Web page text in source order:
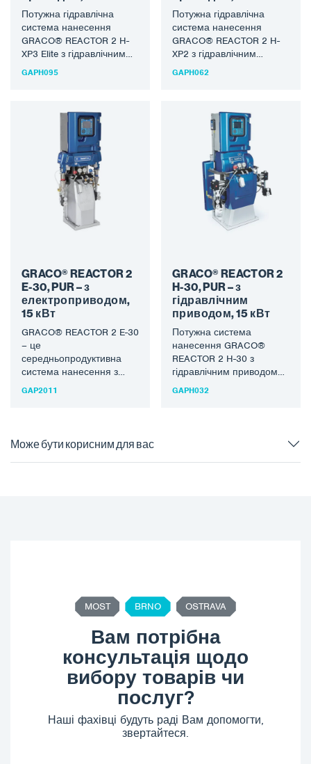
Потужна гідравлічна
система нанесення
GRACO® REACTOR 2 H-
XP3 Elite з гідравлічним
приводом для
пінополіуретанів.
GAPH095
Потужна гідравлічна
система нанесення
GRACO® REACTOR 2 H-
XP2 з гідравлічним
приводом для
пінополіуретанів.
Останнє покоління…
GAPH062
GRACO® REACTOR 2
E-30, PUR – з
електроприводом,
15 кВт
GRACO® REACTOR 2 E-30
– це
середньопродуктивна
система нанесення з
електричним приводом
покоління…
GAP2011
GRACO® REACTOR 2
H-30, PUR – з
гідравлічним
приводом, 15 кВт
Потужна система
нанесення GRACO®
REACTOR 2 H-30 з
гідравлічним приводом
для розпилення і лиття
GAPH032
Може бути корисним для вас
MOST BRNO OSTRAVA
Вам потрібна
консультація щодо
вибору товарів чи
послуг?
Наші фахівці будуть раді Вам допомогти,
звертайтеся.